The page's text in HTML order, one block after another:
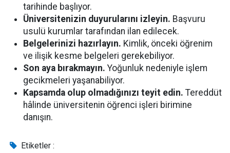
tarihinde başlıyor.
Üniversitenizin duyurularını izleyin. Başvuru
usulü kurumlar tarafından ilan edilecek.
Belgelerinizi hazırlayın. Kimlik, önceki öğrenim
ve ilişik kesme belgeleri gerekebiliyor.
Son aya bırakmayın. Yoğunluk nedeniyle işlem
gecikmeleri yaşanabiliyor.
Kapsamda olup olmadığınızı teyit edin. Tereddüt
hâlinde üniversitenin öğrenci işleri birimine
danışın.
Etiketler :